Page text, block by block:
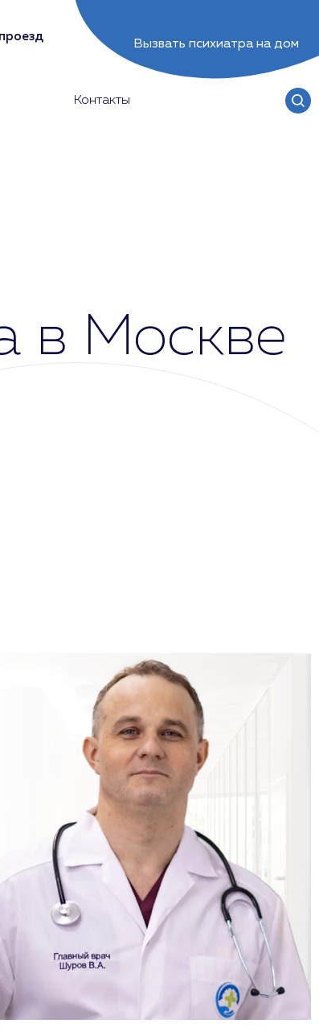
Вызвать психиатра на дом
Контакты
в Москве